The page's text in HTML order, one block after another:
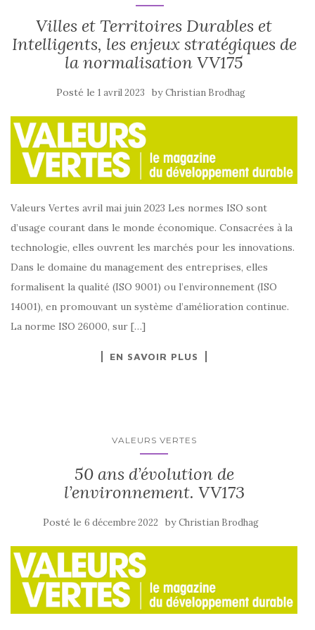
Villes et Territoires Durables et
Intelligents, les enjeux stratégiques de
la normalisation VV175
Posté le 1 avril 2023 byChristian Brodhag
Valeurs Vertes avril mai juin 2023 Les normes ISO sont
d’usage courant dans le monde économique. Consacrées à la
technologie, elles ouvrent les marchés pour les innovations.
Dans le domaine du management des entreprises, elles
formalisent la qualité (ISO 9001) ou l’environnement (ISO
14001), en promouvant un système d’amélioration continue.
La norme ISO 26000, sur […]
EN SAVOIR PLUS
VALEURS VERTES
50 ans d’évolution de
l’environnement. VV173
Posté le 6 décembre 2022 byChristian Brodhag